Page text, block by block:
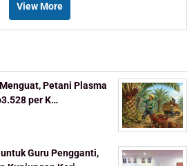
View More
Petani Plasma
per K…
Guru Pengganti,